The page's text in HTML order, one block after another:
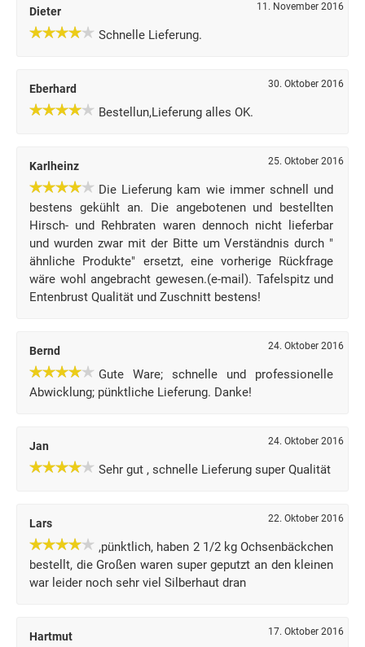
Dieter 11. November 2016
Schnelle Lieferung.
Eberhard 30. Oktober 2016
Bestellun,Lieferung alles OK.
Karlheinz 25. Oktober 2016
Die Lieferung kam wie immer schnell und
bestens gekühlt an. Die angebotenen und bestellten
Hirsch- und Rehbraten waren dennoch nicht lieferbar
und wurden zwar mit der Bitte um Verständnis durch "
ähnliche Produkte" ersetzt, eine vorherige Rückfrage
wäre wohl angebracht gewesen.(e-mail). Tafelspitz und
Entenbrust Qualität und Zuschnitt bestens!
Bernd 24. Oktober 2016
Gute Ware; schnelle und professionelle
Abwicklung; pünktliche Lieferung. Danke!
Jan 24. Oktober 2016
Sehr gut , schnelle Lieferung super Qualität
Lars 22. Oktober 2016
,pünktlich, haben 2 1/2 kg Ochsenbäckchen
bestellt, die Großen waren super geputzt an den kleinen
war leider noch sehr viel Silberhaut dran
Hartmut 17. Oktober 2016